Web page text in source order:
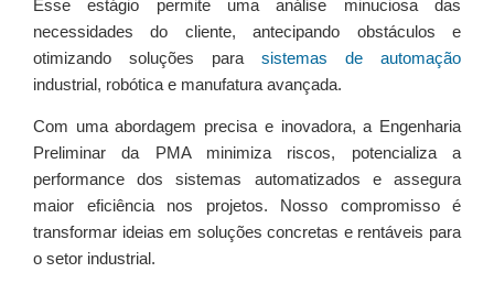
Esse estágio permite uma análise minuciosa das
necessidades do cliente, antecipando obstáculos e
otimizando soluções para sistemas de automação
industrial, robótica e manufatura avançada.
Com uma abordagem precisa e inovadora, a Engenharia
Preliminar da PMA minimiza riscos, potencializa a
performance dos sistemas automatizados e assegura
maior eficiência nos projetos. Nosso compromisso é
transformar ideias em soluções concretas e rentáveis para
o setor industrial.